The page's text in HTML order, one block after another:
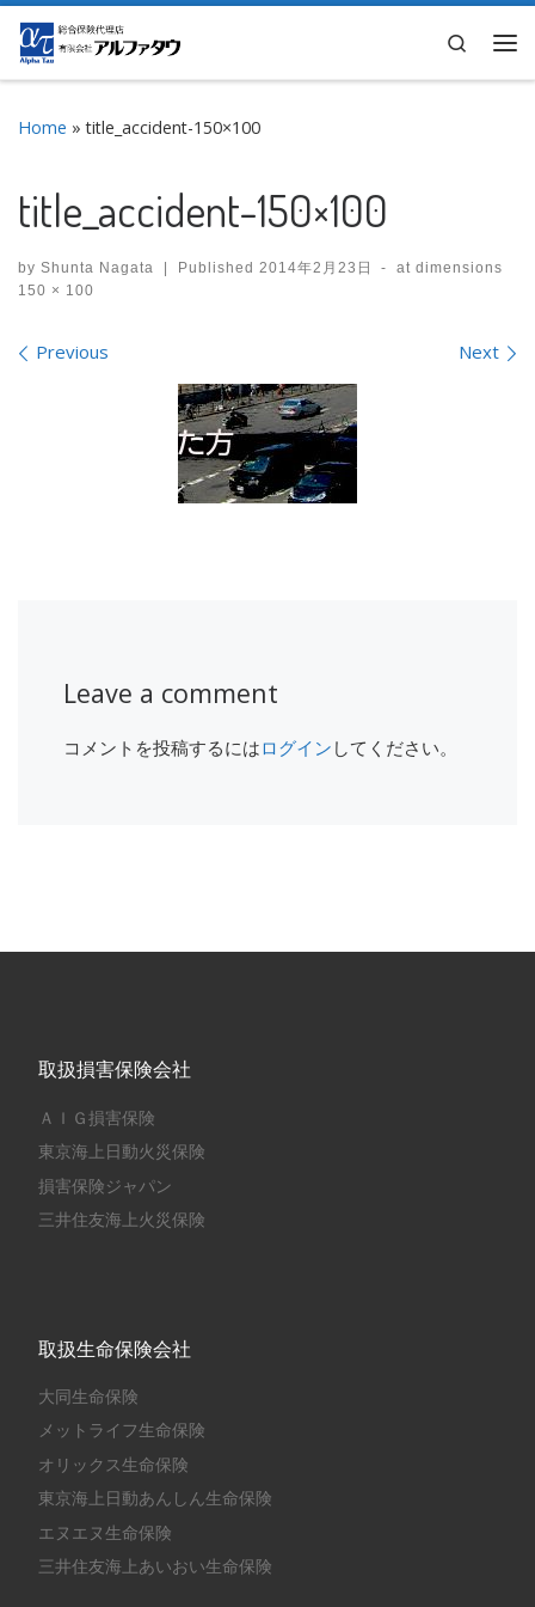
Skip to content
Search
Home » title_accident-150×100
title_accident-150×100
by Shunta Nagata | Published 2014年2月23日 -
at dimensions
150 × 100
Images navigation
Previous Next
Leave a comment
コメントを投稿するにはログイン してください。
取扱損害保険会社
ＡＩＧ損害保険
東京海上日動火災保険
損害保険ジャパン
三井住友海上火災保険
取扱生命保険会社
大同生命保険
メットライフ生命保険
オリックス生命保険
東京海上日動あんしん生命保険
エヌエヌ生命保険
三井住友海上あいおい生命保険